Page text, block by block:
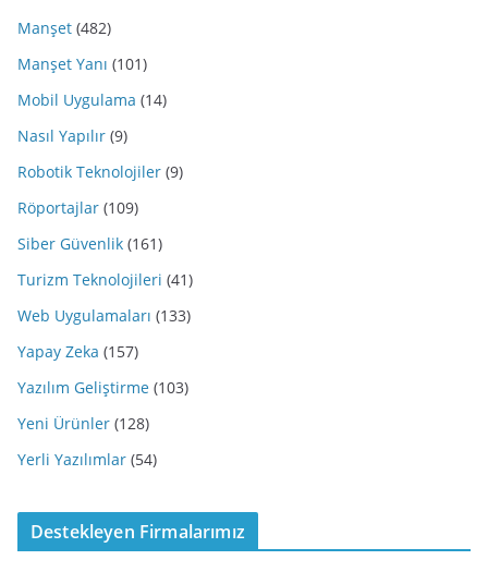
Manşet (482)
Manşet Yanı (101)
Mobil Uygulama (14)
Nasıl Yapılır (9)
Robotik Teknolojiler (9)
Röportajlar (109)
Siber Güvenlik (161)
Turizm Teknolojileri (41)
Web Uygulamaları (133)
Yapay Zeka (157)
Yazılım Geliştirme (103)
Yeni Ürünler (128)
Yerli Yazılımlar (54)
Destekleyen Firmalarımız